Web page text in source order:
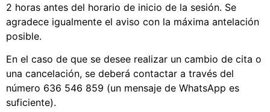
2 horas antes del horario de inicio de la sesión. Se
agradece igualmente el aviso con la máxima antelación
posible.
En el caso de que se desee realizar un cambio de cita o
una cancelación, se deberá contactar a través del
número 636 546 859 (un mensaje de WhatsApp es
suficiente).